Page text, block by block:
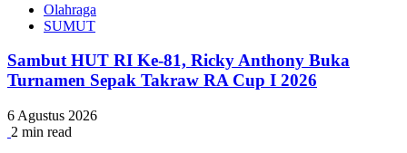
Olahraga
SUMUT
Sambut HUT RI Ke-81, Ricky Anthony Buka
Turnamen Sepak Takraw RA Cup I 2026
6 Agustus 2026
2 min read